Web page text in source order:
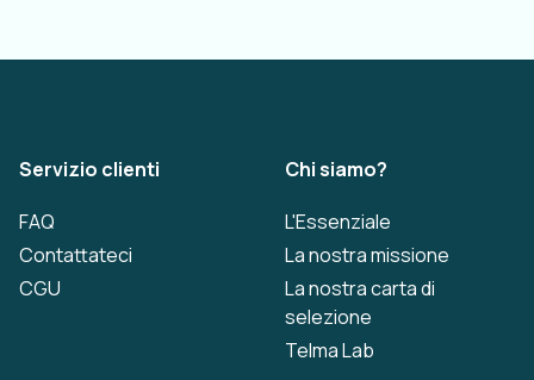
Servizio clienti
FAQ
Contattateci
CGU
Chi siamo?
L'Essenziale
La nostra missione
La nostra carta di
selezione
Telma Lab